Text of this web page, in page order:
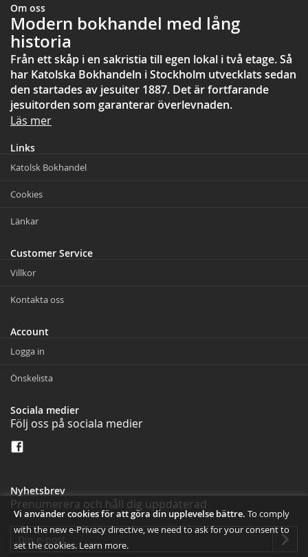
Vi använder cookies för att göra din upplevelse bättre. To comply
with the new e-Privacy directive, we need to ask for your consent to
set the cookies. Learn more.
Om oss
Modern bokhandel med lång
historia
Från ett skåp i en sakristia till egen lokal i två etage. Så
har Katolska Bokhandeln i Stockholm utvecklats sedan
den startades av jesuiter 1887. Det är fortfarande
jesuitorden som garanterar överlevnaden.
Läs mer
Links
Katolsk Bokhandel
Cookies
Länkar
Customer Service
Villkor
Kontakta oss
Account
Logga in
Önskelista
Sociala medier
Följ oss på sociala medier
Nyhetsbrev
Prenumerera och håll dig uppdaterad